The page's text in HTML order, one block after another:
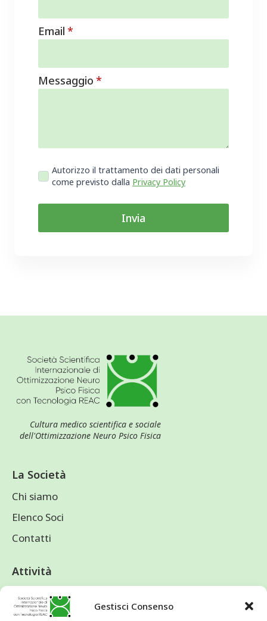
Gestisci Consenso
Email *
Messaggio *
Autorizzo il trattamento dei dati personali
come previsto dalla Privacy Policy
Invia
Cultura medico scientifica e sociale
dell'Ottimizzazione Neuro Psico Fisica
La Società
Chi siamo
Elenco Soci
Contatti
Attività
Lo Statuto
Iscrizione